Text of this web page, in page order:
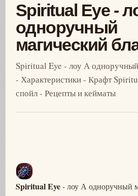
Spiritual Eye -
одноручный
магический
Spiritual Eye - лоу А
- Характеристики - Крафт
спойл - Рецепты и кейматы
Spiritual Eye- лоу А одноручный